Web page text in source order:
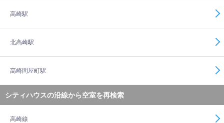
高崎駅
北高崎駅
高崎問屋町駅
シティハウスの沿線から空室を再検索
高崎線